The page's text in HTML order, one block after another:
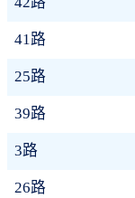
41路
25路
39路
3路
26路